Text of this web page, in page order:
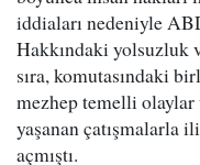
iddiaları nedeniyle
Hakkındaki yolsuzluk
sıra, komutasındaki
mezhep temelli
yaşanan çatışmalarla
açmıştı.